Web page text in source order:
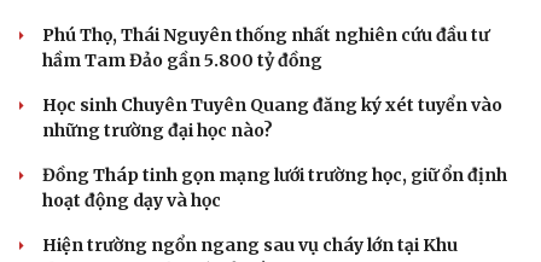
Phú Thọ, Thái Nguyên thống nhất nghiên cứu đầu tư
hầm Tam Đảo gần 5.800 tỷ đồng
Học sinh Chuyên Tuyên Quang đăng ký xét tuyển vào
những trường đại học nào?
Đồng Tháp tinh gọn mạng lưới trường học, giữ ổn định
hoạt động dạy và học
Hiện trường ngổn ngang sau vụ cháy lớn tại Khu